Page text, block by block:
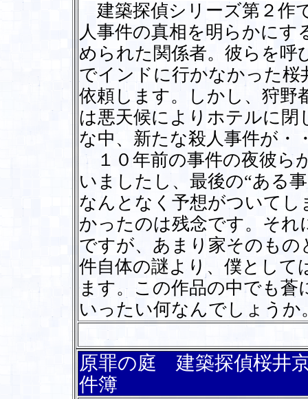
建築探偵シリーズ第２作
人事件の真相を明らかに
められた関係者。彼らを呼
でインドに行かなかった
依頼します。しかし、狩野
は悪天候によりホテルに
な中、新たな殺人事件が
１０年前の事件の夜彼ら
いましたし、最後の“ある
なんとなく予想がついて
かったのは残念です。そ
ですが、あまり家そのも
件自体の謎より、僕として
ます。この作品の中でも
いったい何なんでしょうか
原罪の庭 建築探偵桜井
件簿